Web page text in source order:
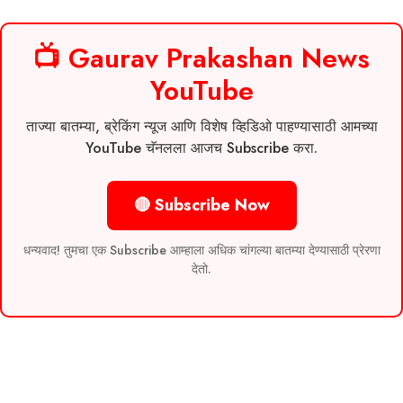
📺 Gaurav Prakashan News
YouTube
ताज्या बातम्या, ब्रेकिंग न्यूज आणि विशेष व्हिडिओ पाहण्यासाठी आमच्या
YouTube चॅनलला आजच Subscribe करा.
🔴 Subscribe Now
धन्यवाद! तुमचा एक Subscribe आम्हाला अधिक चांगल्या बातम्या देण्यासाठी प्रेरणा
देतो.